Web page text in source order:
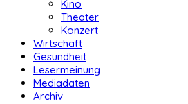
Kino
Theater
Konzert
Wirtschaft
Gesundheit
Lesermeinung
Mediadaten
Archiv